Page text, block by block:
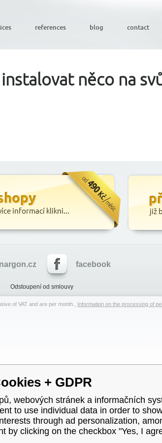
něco na
facebook
Odstoupení od smlouvy
of VAT and are per month., Information on the processing of
references blog contact
+ GDPR
webových stránek a informačních
to use individual data in order to
through ad personalization,
by clicking on the checkbox "Yes, I